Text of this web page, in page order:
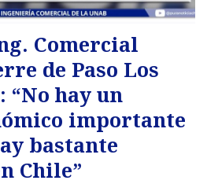
Comercial
de Paso Los
hay un
importante
bastante
Chile”